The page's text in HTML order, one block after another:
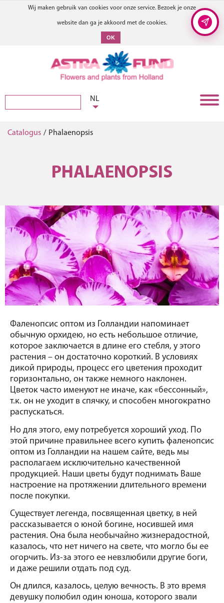
Wij maken gebruik van cookies voor onze service. Bezoek je onze
website dan ga je akkoord met de cookies.
OK
NL
Catalogus / Phalaenopsis
PHALAENOPSIS
Фаленопсис оптом из Голландии напоминает
обычную орхидею, но есть небольшое отличие,
которое заключается в длине его стебля, у этого
растения – он достаточно короткий. В условиях
дикой природы, процесс его цветения проходит
горизонтально, он также немного наклонен.
Цветок часто именуют не иначе, как «бессонный»,
т.к. он не уходит в спячку, и способен многократно
распускаться.
Но для этого, ему потребуется хороший уход. По
этой причине правильнее всего купить фаленопсис
оптом из Голландии на нашем сайте, ведь мы
располагаем исключительно качественной
продукцией. Наши цветы будут поднимать Ваше
настроение на протяжении длительного времени
после покупки.
Существует легенда, посвященная цветку, в ней
рассказывается о юной богине, носившей имя
растения. Она была необычайно жизнерадостной,
казалось, что нет ничего на свете, что могло бы ее
огорчить. Из-за этого ее невзлюбили другие боги,
и даже решили отдать под суд.
Он длился, казалось, целую вечность. В это время
девушку полюбил один юноша, которого звали